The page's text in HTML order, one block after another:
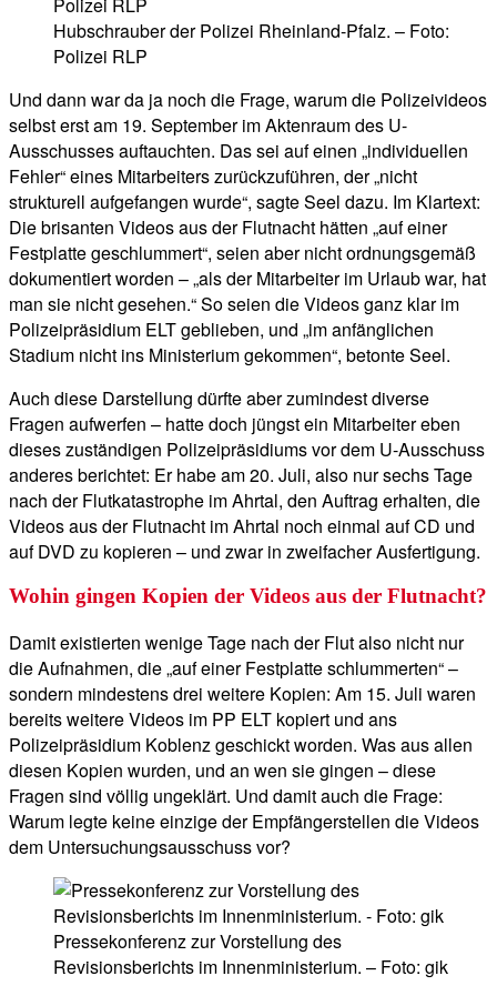
Hubschrauber der Polizei Rheinland-Pfalz. – Foto:
Polizei RLP
Und dann war da ja noch die Frage, warum die Polizeivideos
selbst erst am 19. September im Aktenraum des U-
Ausschusses auftauchten. Das sei auf einen „individuellen
Fehler“ eines Mitarbeiters zurückzuführen, der „nicht
strukturell aufgefangen wurde“, sagte Seel dazu. Im Klartext:
Die brisanten Videos aus der Flutnacht hätten „auf einer
Festplatte geschlummert“, seien aber nicht ordnungsgemäß
dokumentiert worden – „als der Mitarbeiter im Urlaub war, hat
man sie nicht gesehen.“ So seien die Videos ganz klar im
Polizeipräsidium ELT geblieben, und „im anfänglichen
Stadium nicht ins Ministerium gekommen“, betonte Seel.
Auch diese Darstellung dürfte aber zumindest diverse
Fragen aufwerfen – hatte doch jüngst ein Mitarbeiter eben
dieses zuständigen Polizeipräsidiums vor dem U-Ausschuss
anderes berichtet: Er habe am 20. Juli, also nur sechs Tage
nach der Flutkatastrophe im Ahrtal, den Auftrag erhalten, die
Videos aus der Flutnacht im Ahrtal noch einmal auf CD und
auf DVD zu kopieren – und zwar in zweifacher Ausfertigung.
Wohin gingen Kopien der Videos aus der Flutnacht?
Damit existierten wenige Tage nach der Flut also nicht nur
die Aufnahmen, die „auf einer Festplatte schlummerten“ –
sondern mindestens drei weitere Kopien: Am 15. Juli waren
bereits weitere Videos im PP ELT kopiert und ans
Polizeipräsidium Koblenz geschickt worden. Was aus allen
diesen Kopien wurden, und an wen sie gingen – diese
Fragen sind völlig ungeklärt. Und damit auch die Frage:
Warum legte keine einzige der Empfängerstellen die Videos
dem Untersuchungsausschuss vor?
Pressekonferenz zur Vorstellung des
Revisionsberichts im Innenministerium. – Foto: gik